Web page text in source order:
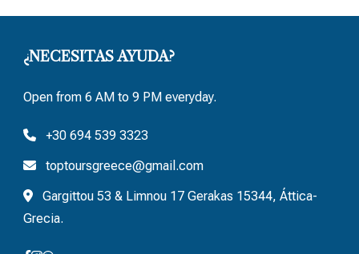
¿NECESITAS AYUDA?
Open from 6 AM to 9 PM everyday.
+30 694 539 3323
toptoursgreece@gmail.com
Gargittou 53 & Limnou 17 Gerakas 15344, Áttica-
Grecia.